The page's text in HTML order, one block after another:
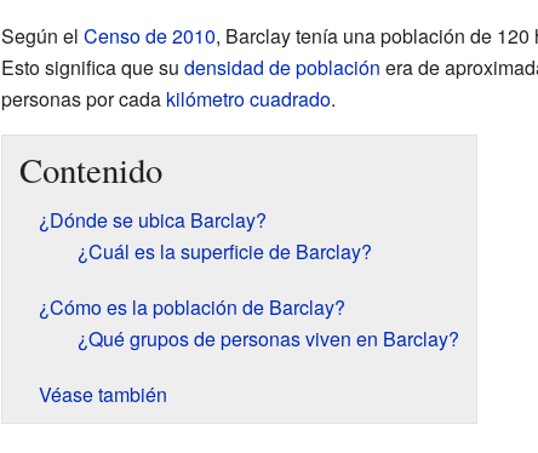
Según el Censo de 2010, Barclay tenía una población de 120
Esto significa que su densidad de población era de
personas por cada kilómetro cuadrado.
Contenido
¿Dónde se ubica Barclay?
¿Cuál es la superficie de Barclay?
¿Cómo es la población de Barclay?
¿Qué grupos de personas viven en Barclay?
Véase también